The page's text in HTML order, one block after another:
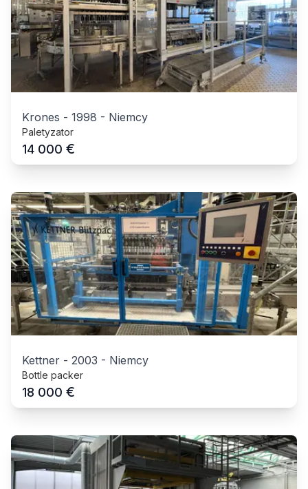
Krones - 1998 - Niemcy
Paletyzator
14 000 €
Kettner - 2003 - Niemcy
Bottle packer
18 000 €